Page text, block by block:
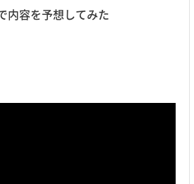
内容を予想してみた